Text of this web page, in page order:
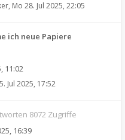
, Mo 28. Jul 2025, 22:05
ich neue Papiere
11:02
Jul 2025, 17:52
8072 Zugriffe
16:39